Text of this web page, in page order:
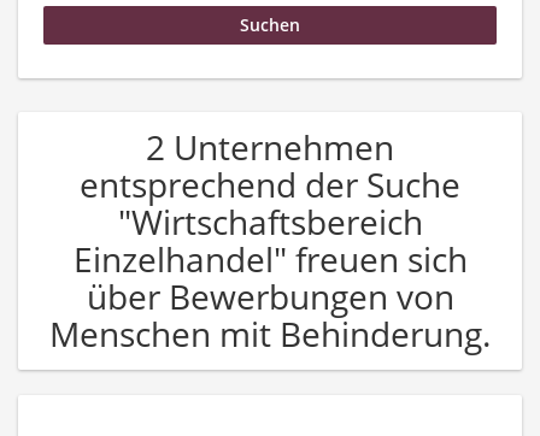
2 Unternehmen
entsprechend der Suche
"Wirtschaftsbereich
Einzelhandel" freuen sich
über Bewerbungen von
Menschen mit Behinderung.